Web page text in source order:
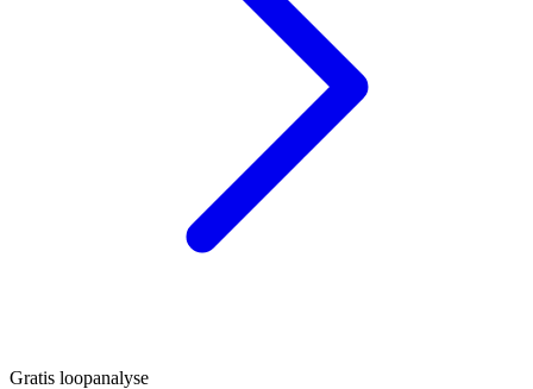
Gratis loopanalyse